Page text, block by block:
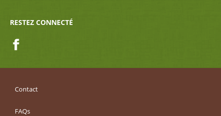
RESTEZ CONNECTÉ
Contact
FAQs